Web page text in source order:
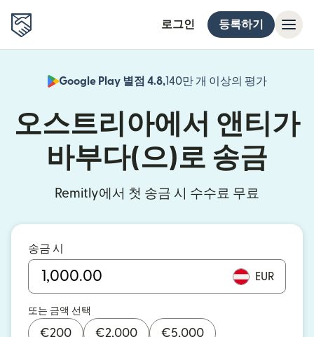
로그인 등록하기
Google Play 별점 4.8,140만 개 이상의 평가
오스트리아에서 앤티가
바부다(으)로 송금
Remitly에서 첫 송금 시 수수료 무료
송금 시
EUR
또는 금액 선택
€200 €2,000 €5,000